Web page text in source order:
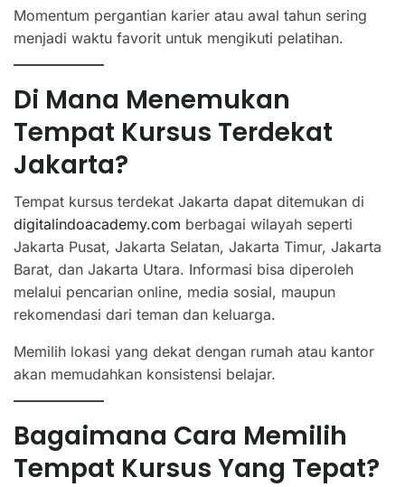
Momentum pergantian karier atau awal tahun sering
menjadi waktu favorit untuk mengikuti pelatihan.
Di Mana Menemukan
Tempat Kursus Terdekat
Jakarta?
Tempat kursus terdekat Jakarta dapat ditemukan di
digitalindoacademy.com berbagai wilayah seperti
Jakarta Pusat, Jakarta Selatan, Jakarta Timur, Jakarta
Barat, dan Jakarta Utara. Informasi bisa diperoleh
melalui pencarian online, media sosial, maupun
rekomendasi dari teman dan keluarga.
Memilih lokasi yang dekat dengan rumah atau kantor
akan memudahkan konsistensi belajar.
Bagaimana Cara Memilih
Tempat Kursus Yang Tepat?